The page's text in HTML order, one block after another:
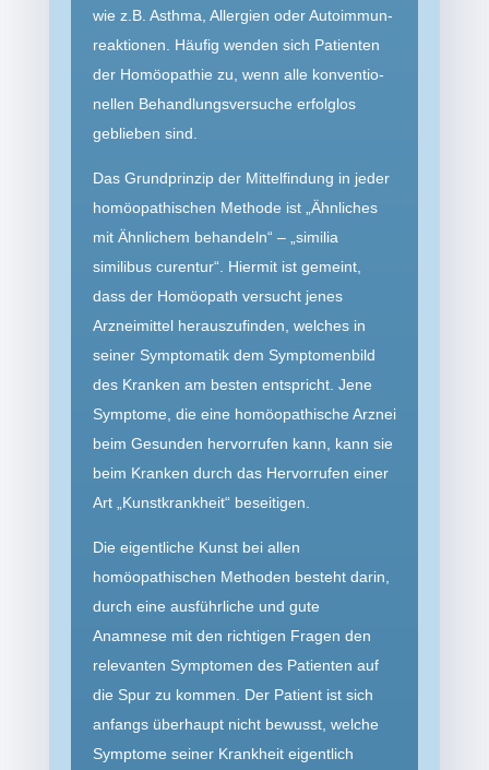
wie z.B. Asthma, Allergien oder Autoimmun­
reaktionen. Häufig wenden sich Patienten
der Homöopathie zu, wenn alle konventio­
nellen Behandlungs­versuche erfolglos
geblieben sind.
Das Grundprinzip der Mittelfindung in jeder
homöopathischen Methode ist „Ähnliches
mit Ähnlichem behandeln“ – „similia
similibus curentur“. Hiermit ist gemeint,
dass der Homöopath versucht jenes
Arzneimittel herauszufinden, welches in
seiner Symptomatik dem Symptomen­bild
des Kranken am besten entspricht. Jene
Symptome, die eine homöopathische Arznei
beim Gesunden hervorrufen kann, kann sie
beim Kranken durch das Hervorrufen einer
Art „Kunstkrankheit“ beseitigen.
Die eigentliche Kunst bei allen
homöopathischen Methoden besteht darin,
durch eine ausführliche und gute
Anamnese mit den richtigen Fragen den
relevanten Symptomen des Patienten auf
die Spur zu kommen. Der Patient ist sich
anfangs überhaupt nicht bewusst, welche
Symptome seiner Krankheit eigentlich